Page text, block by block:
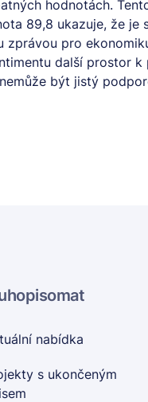
hodnotách.
89,8 ukazuje, že
zprávou pro
další prostor
být jistý
nabídka
s ukončeným